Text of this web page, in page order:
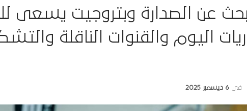
يبحث عن الصدارة وبتروجيت يسعى
اليوم والقنوات الناقلة
في 6 ديسمبر 2025